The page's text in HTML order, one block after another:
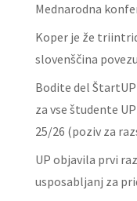
Mednarodna
Koper je že
slovenščina
Bodite del
za vse študente
25/26 (poziv za
UP objavila prvi
usposabljanj za